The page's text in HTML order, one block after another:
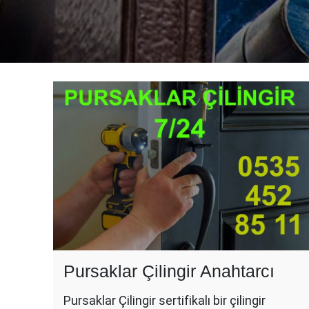
Pursaklar Çilingir Anahtarcı
Pursaklar Çilingir sertifikalı bir çilingir